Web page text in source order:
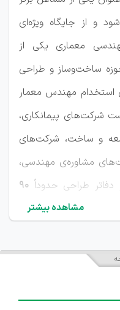
و از جایگاه ویژه‌ای
معماری یکی از
ساخت‌وساز و طراحی
مهندس معمار
شرکت‌های پیمانکاری،
و ساخت، شرکت‌های
مشاوره‌ی مهندسی،
طراحی حدوداً 90
را به خود اختصاص
وزارت راه و شهرسازی،
فارغ‌التحصیلی، با اخذ
مشاهده بیشتر